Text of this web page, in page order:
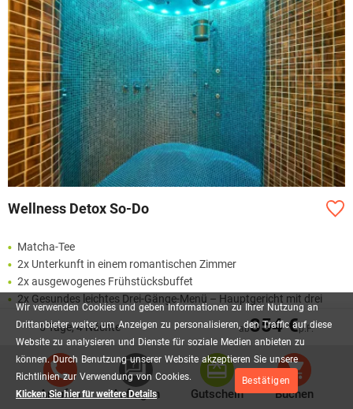
Wir verwenden Cookies und geben Informationen zu Ihrer Nutzung an
Drittanbieter weiter, um Anzeigen zu personalisieren, den Traffic auf diese
Website zu analysieren und Dienste für soziale Medien anbieten zu
können. Durch Benutzung unserer Website akzeptieren Sie unsere
Richtlinien zur Verwendung von Cookies.
Klicken Sie hier für weitere Details
Bestätigen
5 Tage, 4 Nächte ab354 €p.P.
Anrufen Anfragen Gutschein Buchen
Wellness Detox So-Do
Matcha-Tee
2x Unterkunft in einem romantischen Zimmer
2x ausgewogenes Frühstücksbuffet
2x Gesundes leichtes Drei-Gänge-Menü – Hauptgericht mit drei
Gerichten zur Auswahl (Möglichkeit zum Kauf eines Mittagessens
„A’la carte“ im stilvollen „Laver’s Restaurant & Lounge“)
Unbegrenzter Zugang zum Hotel-Wellnessbereich (Whirlpool für 12
Personen, heißes Entspannungsbecken, Eiskühlbecken, finnische
Sauna, Dampfsauna, Kneipp-Pfad, Eisbrunnen, Erlebnisduschen
mit Kühleimer, Ruheraum mit Lieges